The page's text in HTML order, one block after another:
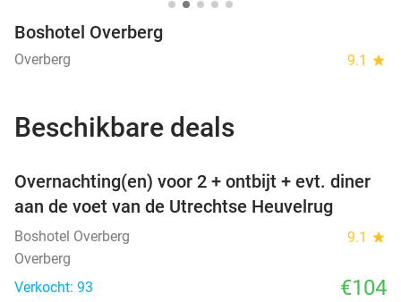
Boshotel Overberg
Overberg 9.1 star
Beschikbare deals
Overnachting(en) voor 2 + ontbijt + evt. diner
aan de voet van de Utrechtse Heuvelrug
Boshotel Overberg 9.1 star
Overberg
Verkocht: 93
€104